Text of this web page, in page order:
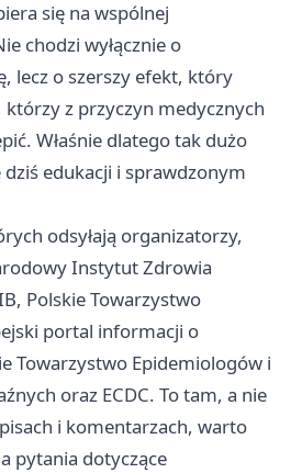
się na wspólnej
chodzi wyłącznie o
lecz o szerszy efekt, który
z przyczyn medycznych
Właśnie dlatego tak dużo
dziś edukacji i sprawdzonym
odsyłają organizatorzy,
Instytut Zdrowia
Polskie Towarzystwo
portal informacji o
Towarzystwo Epidemiologów i
oraz ECDC. To tam, a nie
i komentarzach, warto
pytania dotyczące